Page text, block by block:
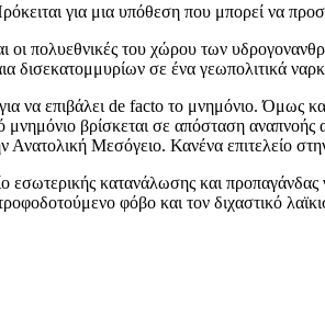
για μια υπόθεση που μπορεί να
οι πολυεθνικές του χώρου των
δισεκατομμυρίων σε ένα γεωπολιτικά
να επιβάλει de facto το μνημόνιο. Όμως
βρίσκεται σε απόσταση
Μεσόγειο. Κανένα επιτελείο
εσωτερικής κατανάλωσης και
φόβο και τον διχαστικό